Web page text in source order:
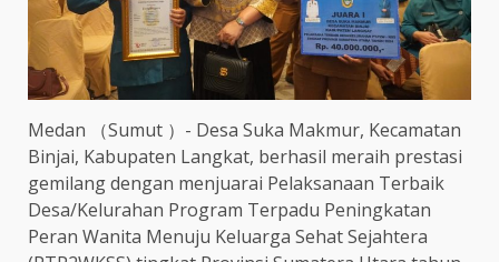
Medan （Sumut ）- Desa Suka Makmur, Kecamatan
Binjai, Kabupaten Langkat, berhasil meraih prestasi
gemilang dengan menjuarai Pelaksanaan Terbaik
Desa/Kelurahan Program Terpadu Peningkatan
Peran Wanita Menuju Keluarga Sehat Sejahtera